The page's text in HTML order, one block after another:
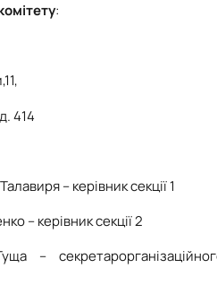
:
414
– керівник секції 1
– керівник секції 2
–